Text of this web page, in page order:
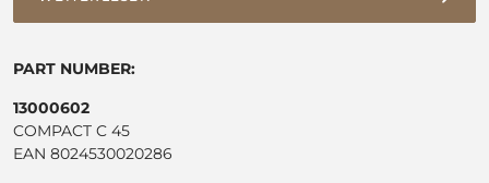
PART NUMBER:
13000602
COMPACT C 45
EAN 8024530020286